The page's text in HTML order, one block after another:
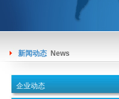
新闻动态 News
企业动态